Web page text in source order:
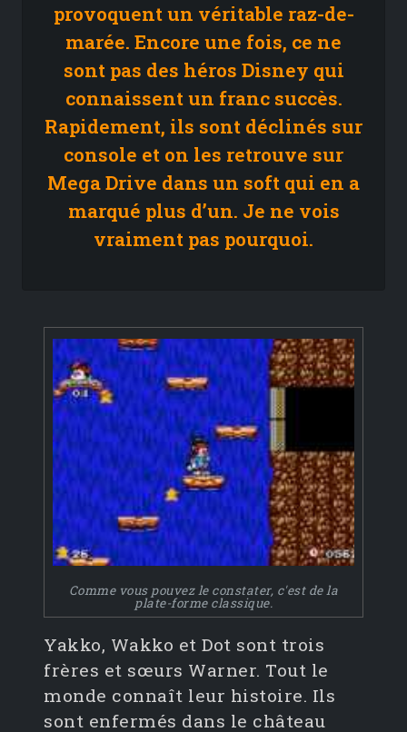
provoquent un véritable raz-de-
marée. Encore une fois, ce ne
sont pas des héros Disney qui
connaissent un franc succès.
Rapidement, ils sont déclinés sur
console et on les retrouve sur
Mega Drive dans un soft qui en a
marqué plus d’un. Je ne vois
vraiment pas pourquoi.
Comme vous pouvez le constater, c'est de la
plate-forme classique.
Yakko, Wakko et Dot sont trois
frères et sœurs Warner. Tout le
monde connaît leur histoire. Ils
sont enfermés dans le château